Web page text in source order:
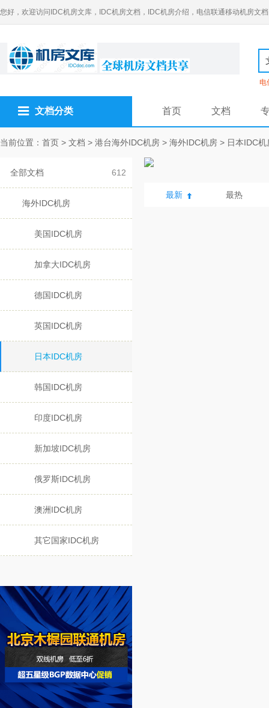
您好，欢迎访问IDC机房文库，IDC机房文档，IDC机房介绍，电信联通移动机房文档
电
文档分类 首页 文档
当前位置： 首页 > 文档 > 港台海外IDC机房 > 海外IDC机房 > 日本IDC机
全部文档 612
海外IDC机房
美国IDC机房
加拿大IDC机房
德国IDC机房
英国IDC机房
日本IDC机房
韩国IDC机房
印度IDC机房
新加坡IDC机房
俄罗斯IDC机房
澳洲IDC机房
其它国家IDC机房
最新 最热